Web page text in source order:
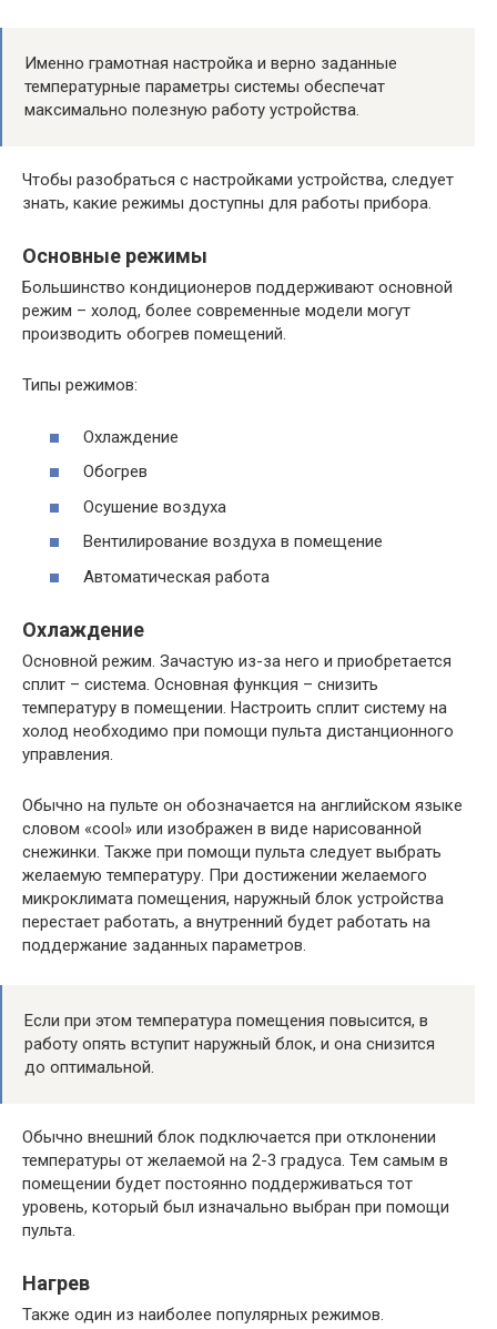
Именно грамотная настройка и верно заданные
температурные параметры системы обеспечат
максимально полезную работу устройства.
Чтобы разобраться с настройками устройства, следует
знать, какие режимы доступны для работы прибора.
Основные режимы
Большинство кондиционеров поддерживают основной
режим – холод, более современные модели могут
производить обогрев помещений.
Типы режимов:
Охлаждение
Обогрев
Осушение воздуха
Вентилирование воздуха в помещение
Автоматическая работа
Охлаждение
Основной режим. Зачастую из-за него и приобретается
сплит – система. Основная функция – снизить
температуру в помещении. Настроить сплит систему на
холод необходимо при помощи пульта дистанционного
управления.
Обычно на пульте он обозначается на английском языке
словом «cool» или изображен в виде нарисованной
снежинки. Также при помощи пульта следует выбрать
желаемую температуру. При достижении желаемого
микроклимата помещения, наружный блок устройства
перестает работать, а внутренний будет работать на
поддержание заданных параметров.
Если при этом температура помещения повысится, в
работу опять вступит наружный блок, и она снизится
до оптимальной.
Обычно внешний блок подключается при отклонении
температуры от желаемой на 2-3 градуса. Тем самым в
помещении будет постоянно поддерживаться тот
уровень, который был изначально выбран при помощи
пульта.
Нагрев
Также один из наиболее популярных режимов.